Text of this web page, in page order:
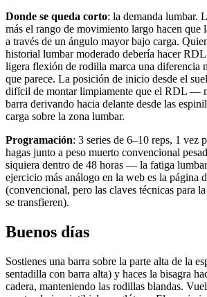
Donde se queda corto: la demanda lumbar.
más el rango de movimiento largo hacen que
a través de un ángulo mayor bajo carga.
historial lumbar moderado debería hacer
ligera flexión de rodilla marca una diferencia
que parece. La posición de inicio desde el
difícil de montar limpiamente que el RDL —
barra derivando hacia delante desde las
carga sobre la zona lumbar.
Programación: 3 series de 6–10 reps, 1 vez
hagas junto a peso muerto convencional
siquiera dentro de 48 horas — la fatiga
ejercicio más análogo en la web es la página
(convencional, pero las claves técnicas para
se transfieren).
Buenos días
Sostienes una barra sobre la parte alta de la
sentadilla con barra alta) y haces la bisagra
cadera, manteniendo las rodillas blandas.